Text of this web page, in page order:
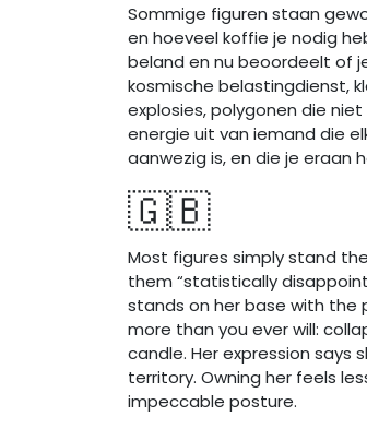
Sommige figuren staan
en hoeveel koffie je nodig
beland en nu beoordeelt of
kosmische belastingdienst,
explosies, polygonen die
energie uit van iemand die
aanwezig is, en die je eraan
🇬🇧
Most figures simply stand
them “statistically
stands on her base with the
more than you ever will:
candle. Her expression says
territory. Owning her feels
impeccable posture.